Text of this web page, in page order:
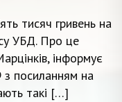
тисяч гривень на
УБД. Про це
інформує
посиланням на
такі […]